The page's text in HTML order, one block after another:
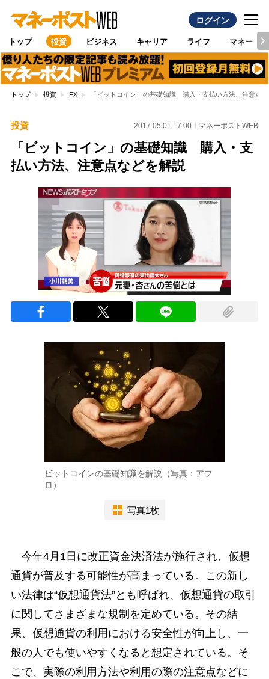
ログイン
トップ 投資 ビジネス キャリア ライフ マネー
トップ 投資 FX 「ビットコイン」の基礎知識 購入・支払い方法、注意点
投資 2017.05.01 17:00 マネーポストWEB
「ビットコイン」の基礎知識 購入・支
払い方法、注意点などを解説
ビットコインの基礎知識を解説（写真：アフ
ロ）
写真1枚
今年4月1日に改正資金決済法が施行され、仮想
通貨が普及する可能性が高まっている。この新し
い法律は“仮想通貨法”とも呼ばれ、仮想通貨の取引
に関してさまざまな規制を定めている。その結
果、仮想通貨の利用における安全性が向上し、一
般の人でも使いやすくなると想定されている。そ
こで、実際の利用方法や利用の際の注意点などに